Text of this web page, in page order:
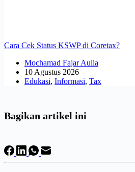
Cara Cek Status KSWP di Coretax?
Mochamad Fajar Aulia
10 Agustus 2026
Edukasi, Informasi, Tax
Bagikan artikel ini